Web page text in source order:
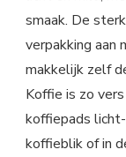
smaak. De
verpakking aan
makkelijk zelf
Koffie is zo
koffiepads
koffieblik of in